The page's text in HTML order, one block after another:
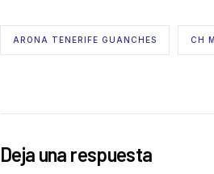
ARONA TENERIFE GUANCHES CH
Deja una respuesta